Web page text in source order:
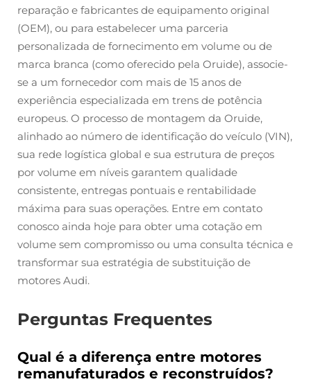
reparação e fabricantes de equipamento original
(OEM), ou para estabelecer uma parceria
personalizada de fornecimento em volume ou de
marca branca (como oferecido pela Oruide), associe-
se a um fornecedor com mais de 15 anos de
experiência especializada em trens de potência
europeus. O processo de montagem da Oruide,
alinhado ao número de identificação do veículo (VIN),
sua rede logística global e sua estrutura de preços
por volume em níveis garantem qualidade
consistente, entregas pontuais e rentabilidade
máxima para suas operações. Entre em contato
conosco ainda hoje para obter uma cotação em
volume sem compromisso ou uma consulta técnica e
transformar sua estratégia de substituição de
motores Audi.
Perguntas Frequentes
Qual é a diferença entre motores
remanufaturados e reconstruídos?